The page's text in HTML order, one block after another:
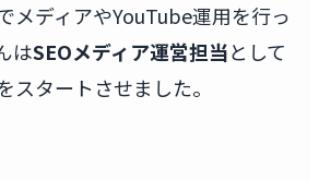
メディアやYouTube運用を行っ
はSEOメディア運営担当として
スタートさせました。